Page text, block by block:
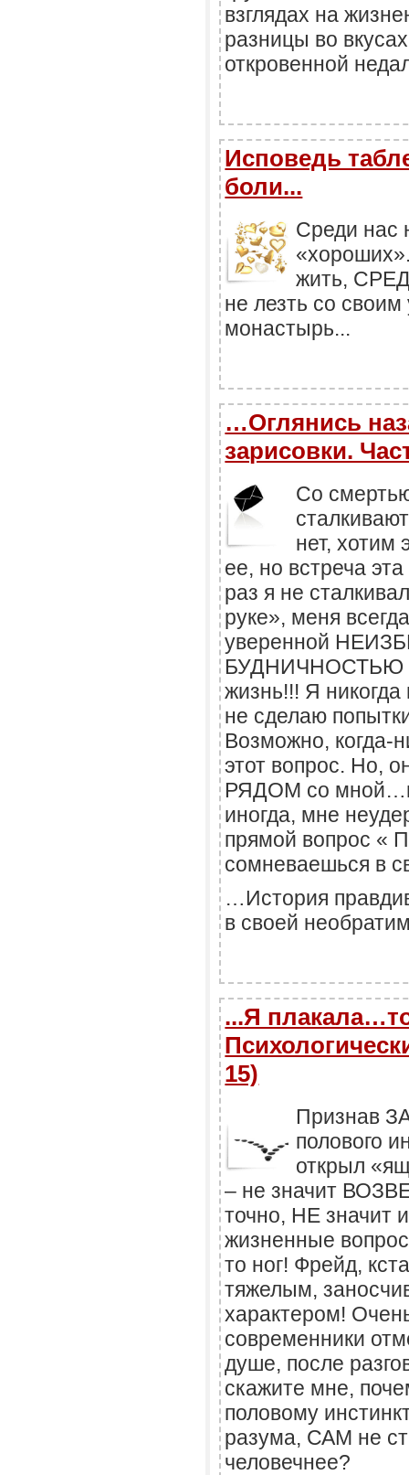
взглядах на
разницы во
откровенной
Исповедь
боли...
Среди нас
жить,
не лезть со
монастырь...
…Оглянись
зарисовки.
Со
нет, хотим
ее, но встреча
раз я не
руке», меня
уверенной
БУДНИЧНОСТЬЮ
жизнь!!! Я
не сделаю
Возможно, когда-
этот вопрос. Но,
РЯДОМ со
иногда, мне
прямой вопрос «
сомневаешься в
…История
в своей
...Я
15)
Признав
полового
открыл
– не значит
точно, НЕ значит
жизненные
то ног! Фрейд,
тяжелым,
характером!
современники
душе, после
скажите мне,
половому
разума, САМ не
человечнее?